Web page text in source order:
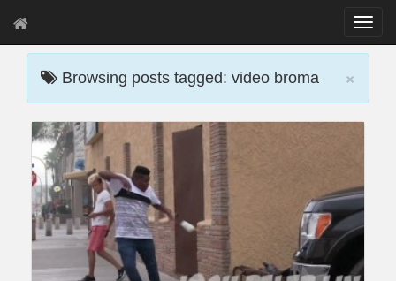
T
o
g
i
g
t
i
o
×
Browsing posts tagged: video broma